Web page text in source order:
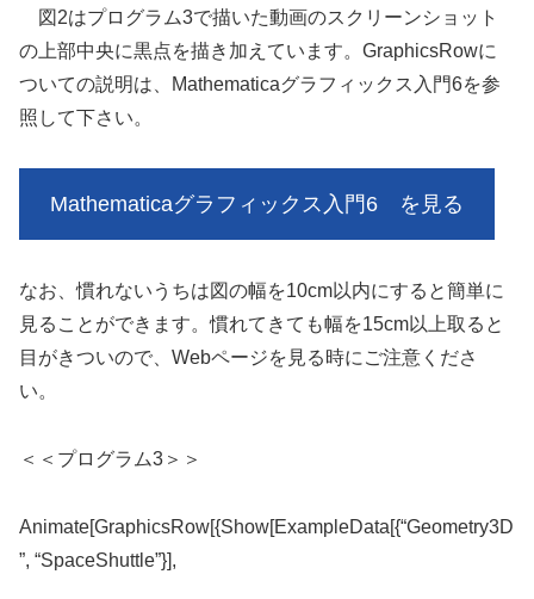
図2はプログラム3で描いた動画のスクリーンショット
の上部中央に黒点を描き加えています。GraphicsRowに
ついての説明は、Mathematicaグラフィックス入門6を参
照して下さい。
Mathematicaグラフィックス入門6 を見る
なお、慣れないうちは図の幅を10cm以内にすると簡単に
見ることができます。慣れてきても幅を15cm以上取ると
目がきついので、Webページを見る時にご注意くださ
い。
＜＜プログラム3＞＞
Animate[GraphicsRow[{Show[ExampleData[{“Geometry3D
”, “SpaceShuttle”}],